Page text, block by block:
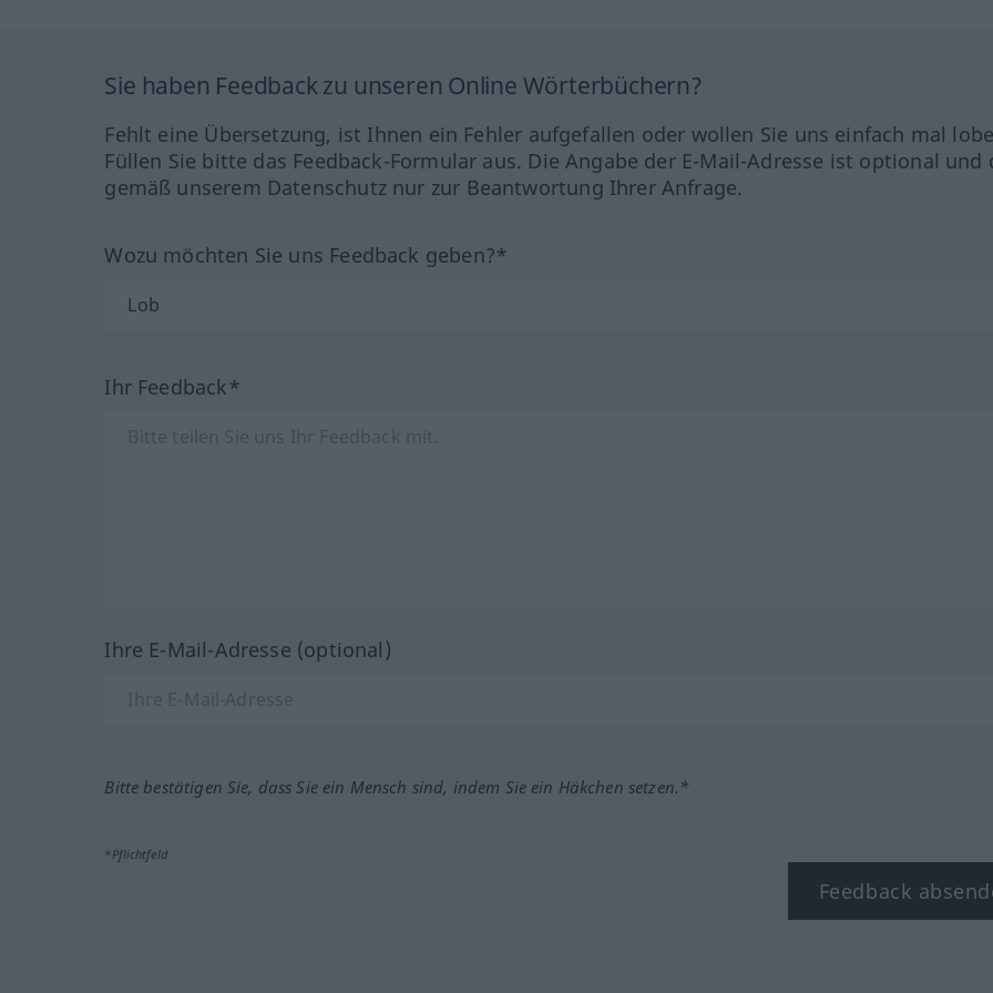
Sie haben Feedback zu unseren Online Wörterbüchern?
Fehlt eine Übersetzung, ist Ihnen ein Fehler aufgefallen oder wollen Sie uns einfach mal
Füllen Sie bitte das Feedback-Formular aus. Die Angabe der E-Mail-Adresse ist optional und
gemäß unserem Datenschutz nur zur Beantwortung Ihrer Anfrage.
Wozu möchten Sie uns Feedback geben?*
Ihr Feedback*
Ihre E-Mail-Adresse (optional)
Bitte bestätigen Sie, dass Sie ein Mensch sind, indem Sie ein Häkchen setzen.*
*Pflichtfeld
Feedback